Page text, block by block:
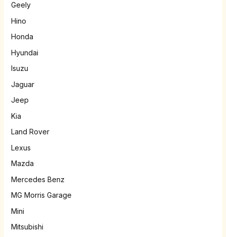
Geely
Hino
Honda
Hyundai
Isuzu
Jaguar
Jeep
Kia
Land Rover
Lexus
Mazda
Mercedes Benz
MG Morris Garage
Mini
Mitsubishi